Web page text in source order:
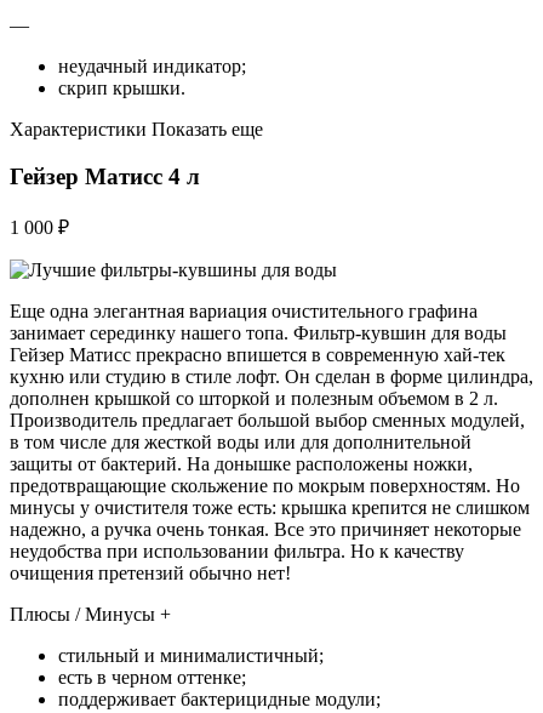
—
неудачный индикатор;
скрип крышки.
Характеристики Показать еще
Гейзер Матисс 4 л
1 000 ₽
Еще одна элегантная вариация очистительного графина
занимает серединку нашего топа. Фильтр-кувшин для воды
Гейзер Матисс прекрасно впишется в современную хай-тек
кухню или студию в стиле лофт. Он сделан в форме цилиндра,
дополнен крышкой со шторкой и полезным объемом в 2 л.
Производитель предлагает большой выбор сменных модулей,
в том числе для жесткой воды или для дополнительной
защиты от бактерий. На донышке расположены ножки,
предотвращающие скольжение по мокрым поверхностям. Но
минусы у очистителя тоже есть: крышка крепится не слишком
надежно, а ручка очень тонкая. Все это причиняет некоторые
неудобства при использовании фильтра. Но к качеству
очищения претензий обычно нет!
Плюсы / Минусы +
стильный и минималистичный;
есть в черном оттенке;
поддерживает бактерицидные модули;